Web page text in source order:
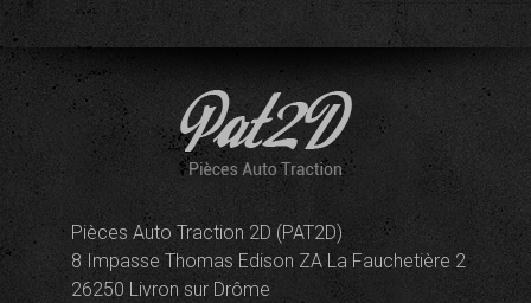
Pièces Auto Traction 2D (PAT2D)
8 Impasse Thomas Edison ZA La Fauchetière 2
26250 Livron sur Drôme